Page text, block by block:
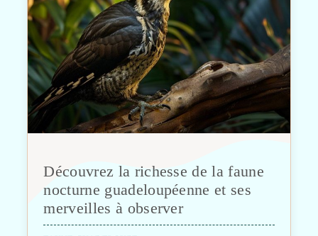
Découvrez la richesse de la faune
nocturne guadeloupéenne et ses
merveilles à observer